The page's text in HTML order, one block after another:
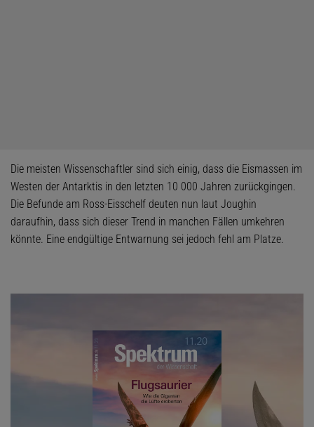
Die meisten Wissenschaftler sind sich einig, dass die Eismassen im
Westen der Antarktis in den letzten 10 000 Jahren zurückgingen.
Die Befunde am Ross-Eisschelf deuten nun laut Joughin
daraufhin, dass sich dieser Trend in manchen Fällen umkehren
könnte. Eine endgültige Entwarnung sei jedoch fehl am Platze.